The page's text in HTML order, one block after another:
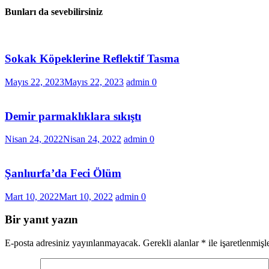
Bunları da sevebilirsiniz
Sokak Köpeklerine Reflektif Tasma
Mayıs 22, 2023Mayıs 22, 2023 admin 0
Demir parmaklıklara sıkıştı
Nisan 24, 2022Nisan 24, 2022 admin 0
Şanlıurfa’da Feci Ölüm
Mart 10, 2022Mart 10, 2022 admin 0
Bir yanıt yazın
E-posta adresiniz yayınlanmayacak. Gerekli alanlar * ile